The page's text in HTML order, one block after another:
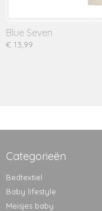
Blue Seven
€ 13,99
Categorieën
Bedtextiel
Baby lifestyle
Meisjes baby